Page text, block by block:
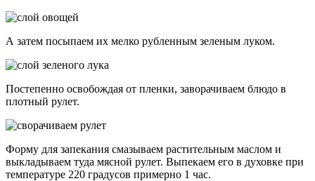
А затем посыпаем их мелко рубленным зеленым луком.
Постепенно освобождая от пленки, заворачиваем блюдо в
плотный рулет.
Форму для запекания смазываем растительным маслом и
выкладываем туда мясной рулет. Выпекаем его в духовке при
температуре 220 градусов примерно 1 час.